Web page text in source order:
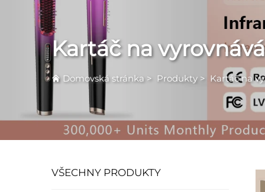
Kartáč na
Domovská stránka> Produkty > Kartáč na
VŠECHNY PRODUKTY